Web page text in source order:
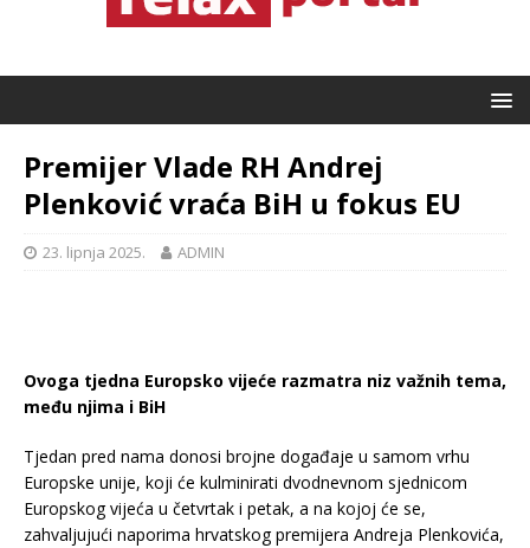
Premijer Vlade RH Andrej
Plenković vraća BiH u fokus EU
23. lipnja 2025. ADMIN
Ovoga tjedna Europsko vijeće razmatra niz važnih tema,
među njima i BiH
Tjedan pred nama donosi brojne događaje u samom vrhu
Europske unije, koji će kulminirati dvodnevnom sjednicom
Europskog vijeća u četvrtak i petak, a na kojoj će se,
zahvaljujući naporima hrvatskog premijera Andreja Plenkovića,